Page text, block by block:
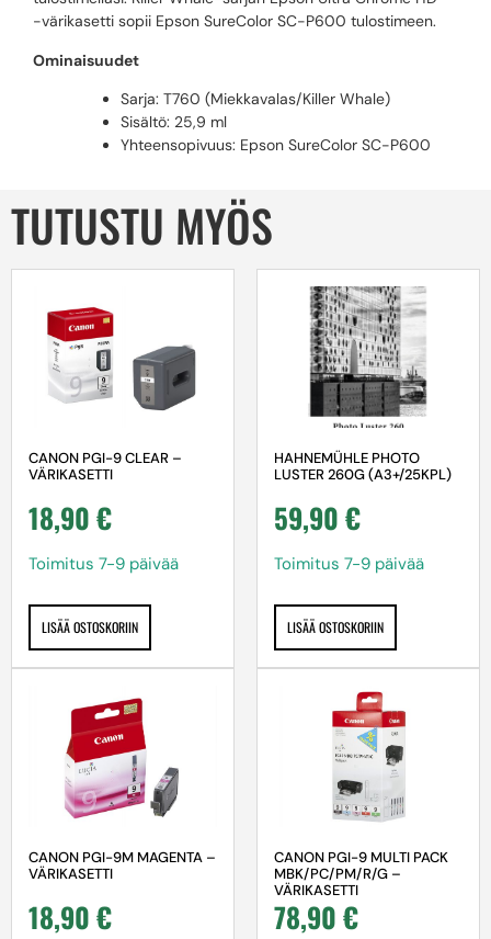
-värikasetti sopii Epson SureColor SC-P600 tulostimeen.
Ominaisuudet
Sarja: T760 (Miekkavalas/Killer Whale)
Sisältö: 25,9 ml
Yhteensopivuus: Epson SureColor SC-P600
TUTUSTU MYÖS
CANON PGI-9 CLEAR –
VÄRIKASETTI
18,90€
Toimitus 7-9 päivää
LISÄÄ OSTOSKORIIN
HAHNEMÜHLE PHOTO
LUSTER 260G (A3+/25KPL)
59,90€
Toimitus 7-9 päivää
LISÄÄ OSTOSKORIIN
CANON PGI-9M MAGENTA –
VÄRIKASETTI
18,90€
CANON PGI-9 MULTI PACK
MBK/PC/PM/R/G –
VÄRIKASETTI
78,90€